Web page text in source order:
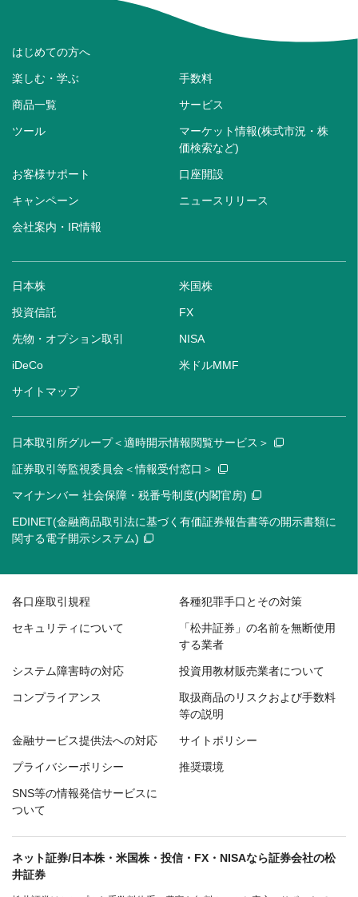
はじめての方へ
楽しむ・学ぶ 手数料
商品一覧 サービス
ツール
マーケット情報(株式市況・株
価検索など)
お客様サポート 口座開設
キャンペーン ニュースリリース
会社案内・IR情報
日本株 米国株
投資信託 FX
先物・オプション取引 NISA
iDeCo 米ドルMMF
サイトマップ
日本取引所グループ＜適時開示情報閲覧サービス＞
証券取引等監視委員会＜情報受付窓口＞
マイナンバー 社会保障・税番号制度(内閣官房)
EDINET(金融商品取引法に基づく有価証券報告書等の開示書類に
関する電子開示システム)
各口座取引規程 各種犯罪手口とその対策
セキュリティについて
「松井証券」の名前を無断使用
する業者
システム障害時の対応 投資用教材販売業者について
コンプライアンス
取扱商品のリスクおよび手数料
等の説明
金融サービス提供法への対応 サイトポリシー
プライバシーポリシー 推奨環境
SNS等の情報発信サービスに
ついて
ネット証券/日本株・米国株・投信・FX・NISAなら証券会社の松
井証券